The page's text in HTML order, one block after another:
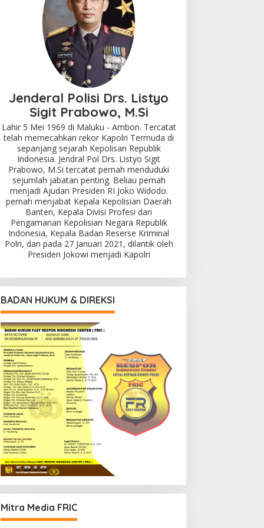
Jenderal Polisi Drs. Listyo
Sigit Prabowo, M.Si
Lahir 5 Mei 1969 di Maluku - Ambon. Tercatat
telah memecahkan rekor Kapolri Termuda di
sepanjang sejarah Kepolisan Republik
Indonesia. Jendral Pol Drs. Listyo Sigit
Prabowo, M.Si tercatat pernah menduduki
sejumlah jabatan penting. Beliau pernah
menjadi Ajudan Presiden RI Joko Widodo.
pernah menjabat Kepala Kepolisian Daerah
Banten, Kepala Divisi Profesi dan
Pengamanan Kepolisian Negara Republik
Indonesia, Kepala Badan Reserse Kriminal
Polri, dan pada 27 Januari 2021, dilantik oleh
Presiden Jokowi menjadi Kapolri
BADAN HUKUM & DIREKSI
Mitra Media FRIC